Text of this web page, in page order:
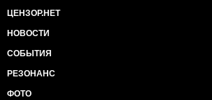
ЦЕНЗОР.НЕТ
НОВОСТИ
СОБЫТИЯ
РЕЗОНАНС
ФОТО